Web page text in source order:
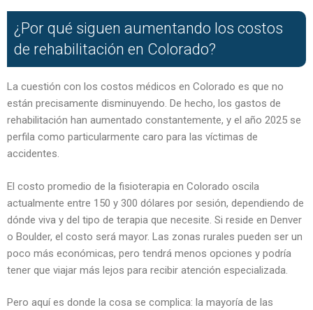
¿Por qué siguen aumentando los costos
de rehabilitación en Colorado?
La cuestión con los costos médicos en Colorado es que no
están precisamente disminuyendo. De hecho, los gastos de
rehabilitación han aumentado constantemente, y el año 2025 se
perfila como particularmente caro para las víctimas de
accidentes.
El costo promedio de la fisioterapia en Colorado oscila
actualmente entre 150 y 300 dólares por sesión, dependiendo de
dónde viva y del tipo de terapia que necesite. Si reside en Denver
o Boulder, el costo será mayor. Las zonas rurales pueden ser un
poco más económicas, pero tendrá menos opciones y podría
tener que viajar más lejos para recibir atención especializada.
Pero aquí es donde la cosa se complica: la mayoría de las